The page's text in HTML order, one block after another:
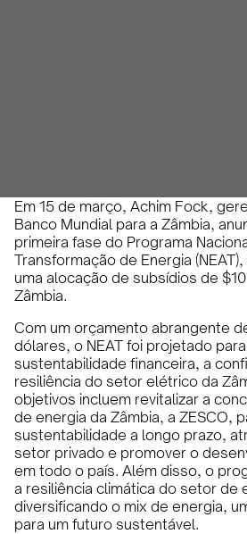
Em 15 de março, Achim Fock,
Banco Mundial para a Zâmbia,
primeira fase do Programa
Transformação de Energia
uma alocação de subsídios de
Zâmbia.
Com um orçamento abrangente
dólares, o NEAT foi projetado
sustentabilidade financeira, a
resiliência do setor elétrico da
objetivos incluem revitalizar a
de energia da Zâmbia, a ZESCO,
sustentabilidade a longo prazo,
setor privado e promover o
em todo o país. Além disso, o
a resiliência climática do setor de
diversificando o mix de energia,
para um futuro sustentável.